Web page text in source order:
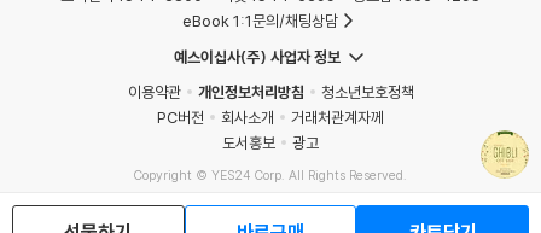
eBook 1:1문의/채팅상담
예스이십사(주) 사업자 정보
이용약관
개인정보처리방침
청소년보호정책
PC버전
회사소개
거래처관계자께
도서홍보
광고
Copyright © YES24 Corp. All Rights Reserved.